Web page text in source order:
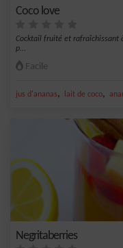
Coco love
Cocktail fruité et rafraîchissant
p...
Facile
jus d'ananas, lait de coco,
Negritaberries